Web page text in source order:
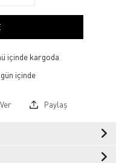
içinde kargoda
Paylaş